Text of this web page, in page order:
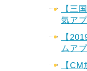
【三
気ア
【
ムア
【